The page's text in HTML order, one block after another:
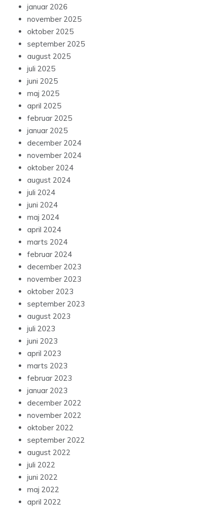
januar 2026
november 2025
oktober 2025
september 2025
august 2025
juli 2025
juni 2025
maj 2025
april 2025
februar 2025
januar 2025
december 2024
november 2024
oktober 2024
august 2024
juli 2024
juni 2024
maj 2024
april 2024
marts 2024
februar 2024
december 2023
november 2023
oktober 2023
september 2023
august 2023
juli 2023
juni 2023
april 2023
marts 2023
februar 2023
januar 2023
december 2022
november 2022
oktober 2022
september 2022
august 2022
juli 2022
juni 2022
maj 2022
april 2022